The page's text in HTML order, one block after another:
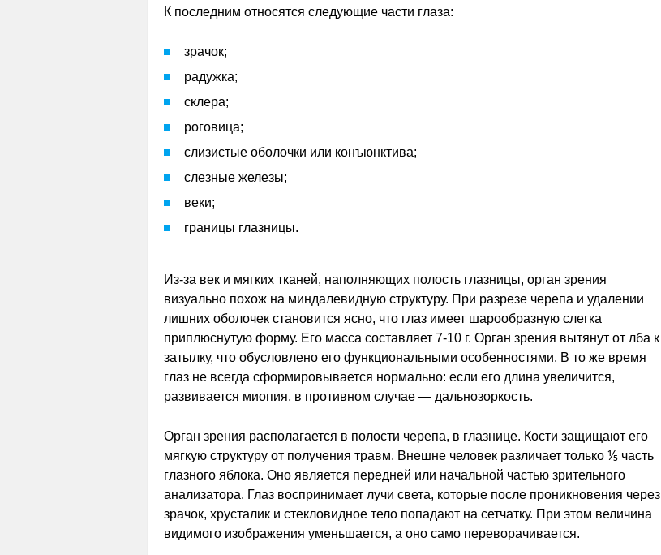
К последним относятся следующие части глаза:
зрачок;
радужка;
склера;
роговица;
слизистые оболочки или конъюнктива;
слезные железы;
веки;
границы глазницы.
Из-за век и мягких тканей, наполняющих полость глазницы, орган зрения
визуально похож на миндалевидную структуру. При разрезе черепа и удалении
лишних оболочек становится ясно, что глаз имеет шарообразную слегка
приплюснутую форму. Его масса составляет 7-10 г. Орган зрения вытянут от лба к
затылку, что обусловлено его функциональными особенностями. В то же время
глаз не всегда сформировывается нормально: если его длина увеличится,
развивается миопия, в противном случае — дальнозоркость.
Орган зрения располагается в полости черепа, в глазнице. Кости защищают его
мягкую структуру от получения травм. Внешне человек различает только ⅕ часть
глазного яблока. Оно является передней или начальной частью зрительного
анализатора. Глаз воспринимает лучи света, которые после проникновения через
зрачок, хрусталик и стекловидное тело попадают на сетчатку. При этом величина
видимого изображения уменьшается, а оно само переворачивается.